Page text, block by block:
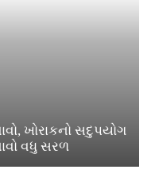
ખોરાકનો સદુપયોગ
વધુ સરળ